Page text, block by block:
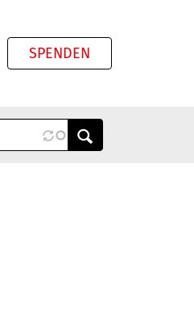
SPENDEN